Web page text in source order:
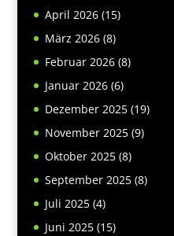
April 2026(15)
März 2026(8)
Februar 2026(8)
Januar 2026(6)
Dezember 2025(19)
November 2025(9)
Oktober 2025(8)
September 2025(8)
Juli 2025(4)
Juni 2025(15)